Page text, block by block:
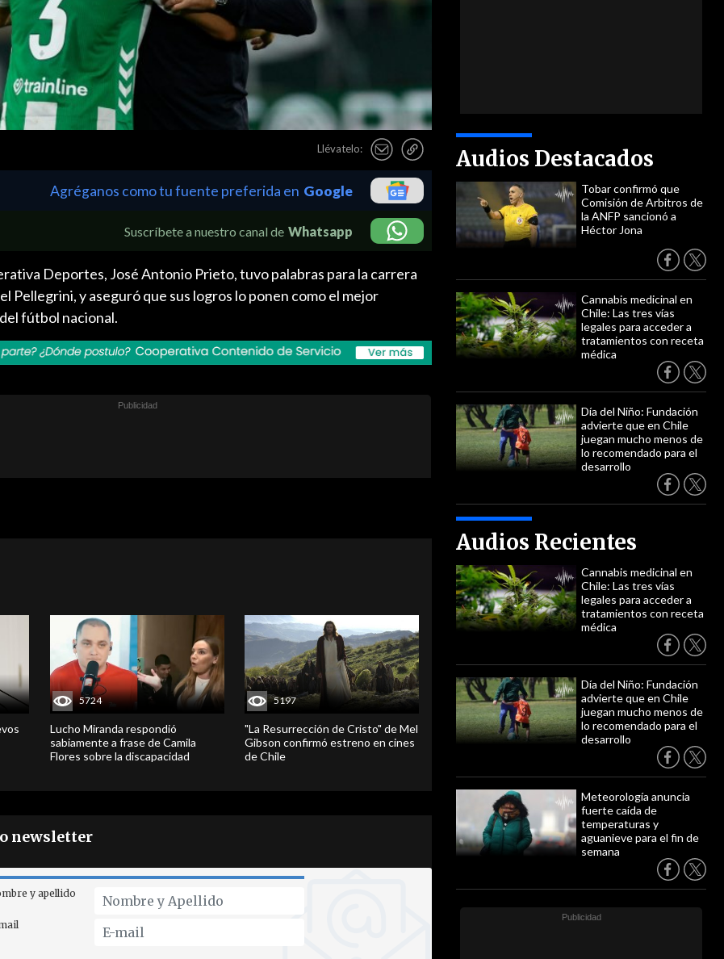
Llévatelo: Audios Destacados
Tobar confirmó que
Comisión de Arbitros de
la ANFP sancionó a
Héctor Jona
Cannabis medicinal en
Chile: Las tres vías
legales para acceder a
tratamientos con receta
médica
Día del Niño: Fundación
advierte que en Chile
juegan mucho menos de
lo recomendado para el
desarrollo
Audios Recientes
Cannabis medicinal en
Chile: Las tres vías
legales para acceder a
tratamientos con receta
médica
Día del Niño: Fundación
advierte que en Chile
juegan mucho menos de
lo recomendado para el
desarrollo
Meteorología anuncia
fuerte caída de
temperaturas y
aguanieve para el fin de
semana
Agréganos como tu fuente preferida en Google
Suscríbete a nuestro canal de Whatsapp
Deportes, José Antonio Prieto, tuvo palabras para la carrera
Pellegrini, y aseguró que sus logros lo ponen como el mejor
fútbol nacional.
5724
Lucho Miranda respondió
sabiamente a frase de Camila
Flores sobre la discapacidad
5197
"La Resurrección de Cristo" de Mel
Gibson confirmó estreno en cines
de Chile
newsletter
y apellido